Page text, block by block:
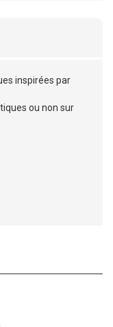
inspirées par
ou non sur